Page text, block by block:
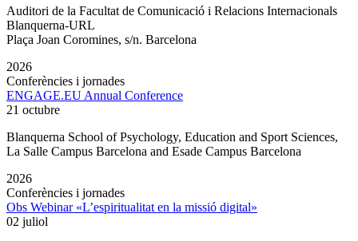
Auditori de la Facultat de Comunicació i Relacions Internacionals
Blanquerna-URL
Plaça Joan Coromines, s/n. Barcelona
2026
Conferències i jornades
ENGAGE.EU Annual Conference
21 octubre
Blanquerna School of Psychology, Education and Sport Sciences,
La Salle Campus Barcelona and Esade Campus Barcelona
2026
Conferències i jornades
Obs Webinar «L’espiritualitat en la missió digital»
02 juliol